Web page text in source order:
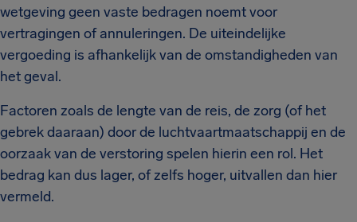
wetgeving geen vaste bedragen noemt voor
vertragingen of annuleringen. De uiteindelijke
vergoeding is afhankelijk van de omstandigheden van
het geval.
Factoren zoals de lengte van de reis, de zorg (of het
gebrek daaraan) door de luchtvaartmaatschappij en de
oorzaak van de verstoring spelen hierin een rol. Het
bedrag kan dus lager, of zelfs hoger, uitvallen dan hier
vermeld.